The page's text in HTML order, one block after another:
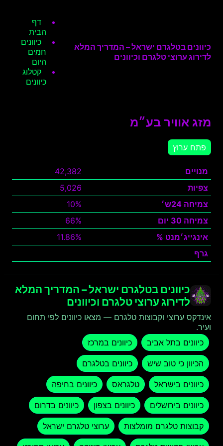
כיוונים בטלגרם ישראל – המדריך המלא
לדירוג ערוצי טלגרם וכיוונים
דף
הבית
כיוונים
חמים
היום
קטלוג
כיוונים
מזג אוויר בע״מ
פתח ערוץ
מנויים
42,382
צפיות
5,026
צמיחה 24ש׳
10%
צמיחה 30 יום
66%
אינגייג׳מנט %
11.86%
גרף
כיוונים בטלגרם ישראל – המדריך המלא
לדירוג ערוצי טלגרם וכיוונים
אינדקס ערוצי וקבוצות טלגרם — מצאו כיוונים לפי תחום
ועיר.
כיוונים בתל אביב
כיוונים במרכז
הכיוון כי טוב שיש כיוונים בטלגרם
כיוונים בישראל טלגראס כיוונים בחיפה
כיוונים בירושלים כיוונים בצפון כיוונים בדרום
קבוצות טלגרם מומלצות ערוצי טלגרם ישראל